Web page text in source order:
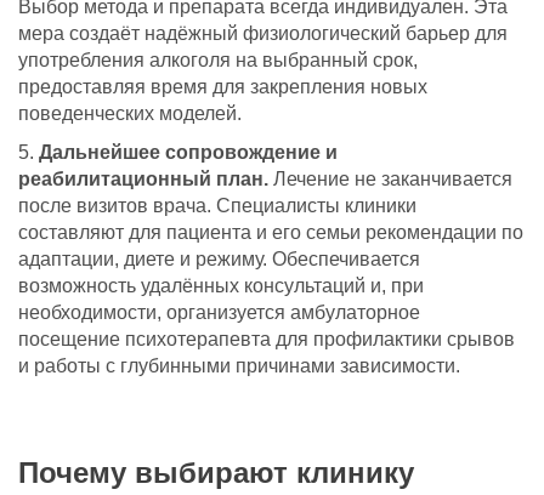
Выбор метода и препарата всегда индивидуален. Эта
мера создаёт надёжный физиологический барьер для
употребления алкоголя на выбранный срок,
предоставляя время для закрепления новых
поведенческих моделей.
Дальнейшее сопровождение и
реабилитационный план. Лечение не заканчивается
после визитов врача. Специалисты клиники
составляют для пациента и его семьи рекомендации по
адаптации, диете и режиму. Обеспечивается
возможность удалённых консультаций и, при
необходимости, организуется амбулаторное
посещение психотерапевта для профилактики срывов
и работы с глубинными причинами зависимости.
Почему выбирают клинику